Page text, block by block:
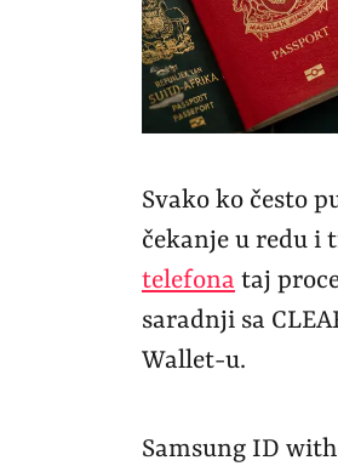
Svako ko često
čekanje u redu i
telefona taj
saradnji sa
Wallet-u.
Samsung ID